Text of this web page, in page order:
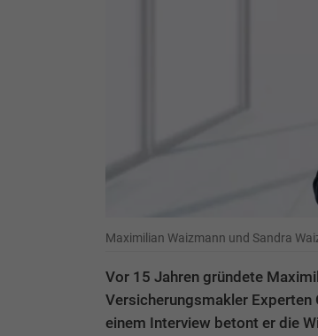
Maximilian Waizmann und Sandra
Vor 15 Jahren gründete
Versicherungsmakler
einem Interview betont er die